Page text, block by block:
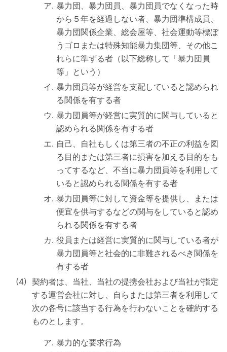
暴力団、暴力団員、暴力団員でなくなった時
から５年を経過しない者、暴力団準構成員、
暴力団関係企業、総会屋等、社会運動等標ぼ
うゴロまたは特殊知能暴力集団等、その他こ
れらに準ずる者（以下総称して「暴力団員
等」という）
暴力団員等が経営を支配していると認められ
る関係を有する者
暴力団員等が経営に実質的に関与していると
認められる関係を有する者
自己、自社もしくは第三者の不正の利益を図
る目的または第三者に損害を加える目的をも
ってするなど、不当に暴力団員等を利用して
いると認められる関係を有する者
暴力団員等に対して資金等を提供し、または
便宜を供与するなどの関与をしていると認め
られる関係を有する者
役員または経営に実質的に関与している者が
暴力団員等と社会的に非難されるべき関係を
有する者
契約者は、当社、当社の提携会社および当社が指定
する運営会社に対し、自らまたは第三者を利用して
次の各号に該当する行為を行わないことを確約する
ものとします。
暴力的な要求行為